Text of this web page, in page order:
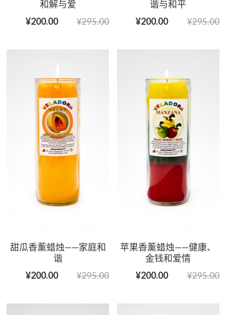
和解与爱
¥200.00
¥295.00
谐与和平
¥200.00
¥295.00
甜瓜香薰蜡烛——家庭和
谐
¥200.00
¥295.00
苹果香薰蜡烛——健康、
金钱和爱情
¥200.00
¥295.00